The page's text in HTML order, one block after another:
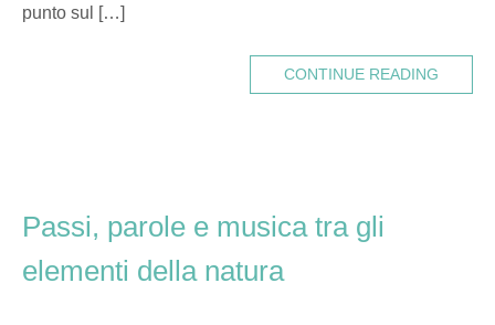
punto sul […]
CONTINUE READING
Passi, parole e musica tra gli
elementi della natura